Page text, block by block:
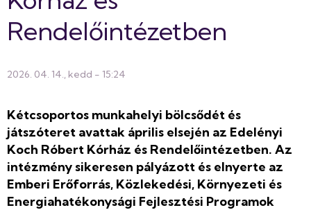
Rendelőintézet
Rendelőintézetben
2026. 04. 14., kedd - 15:24
Kétcsoportos munkahelyi bölcsődét és
játszóteret avattak április elsején az Edelényi
Koch Róbert Kórház és Rendelőintézetben. Az
intézmény sikeresen pályázott és elnyerte az
Emberi Erőforrás, Közlekedési, Környezeti és
Energiahatékonysági Fejlesztési Programok